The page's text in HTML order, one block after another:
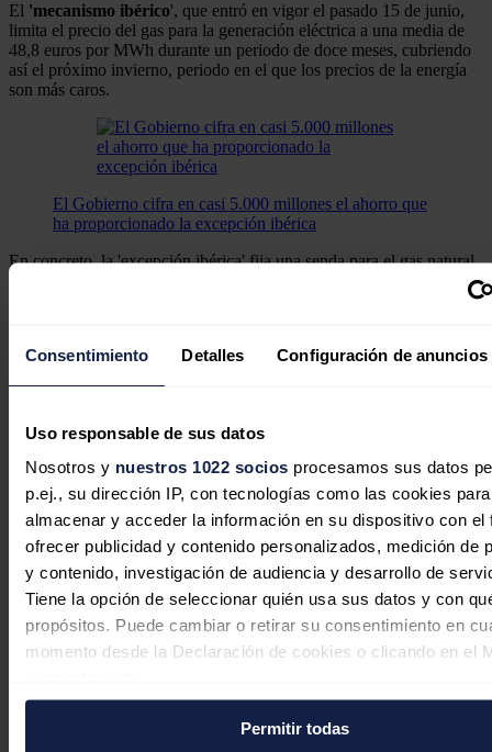
Consentimiento Detalles Configuración de anuncios
Uso responsable de sus datos
Nosotros y nuestros 1022 socios procesamos sus datos
p.ej., su dirección IP, con tecnologías como las cookies para
almacenar y acceder la información en su dispositivo con el
ofrecer publicidad y contenido personalizados, medición de
y contenido, investigación de audiencia y desarrollo de
Tiene la opción de seleccionar quién usa sus datos y con
propósitos. Puede cambiar o retirar su consentimiento en
momento desde la Declaración de cookies o clicando en el
Si lo permite, también quisiéramos:Permitir todas
El 'mecanismo ibérico', que entró en vigor el pasado 15 de junio,
limita el precio del gas para la generación eléctrica a una media de
48,8 euros por MWh durante un periodo de doce meses, cubriendo
así el próximo invierno, periodo en el que los precios de la energía
son más caros.
El Gobierno cifra en casi 5.000 millones el ahorro que
ha proporcionado la excepción ibérica
En concreto, la 'excepción ibérica' fija una senda para el gas natural
en los seis meses iniciales, y posteriormente, un incremento mensual
Noticias relacionadas
En defensa de la comercialización
independiente: competencia, cercanía